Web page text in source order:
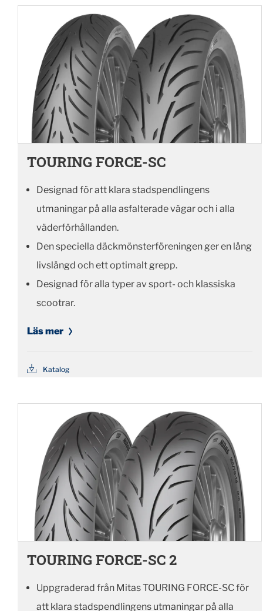
TOURING FORCE-SC
Designad för att klara stadspendlingens
utmaningar på alla asfalterade vägar och i alla
väderförhållanden.
Den speciella däckmönsterföreningen ger en lång
livslängd och ett optimalt grepp.
Designad för alla typer av sport- och klassiska
scootrar.
Läs mer
Katalog
TOURING FORCE-SC 2
Uppgraderad från Mitas TOURING FORCE-SC för
att klara stadspendlingens utmaningar på alla